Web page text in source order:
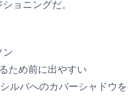
ョニングだ。
ン
ため前に出やすい
ルバへのカバーシャドウを